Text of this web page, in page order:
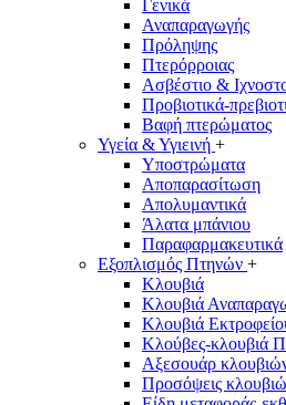
Γενικά
Αναπαραγωγής
Πρόληψης
Πτερόρροιας
Ασβέστιο &
Προβιοτικά-
Βαφή πτερώματος
Υγεία & Υγιεινή +
Υποστρώματα
Αποπαρασίτωση
Απολυμαντικά
Άλατα μπάνιου
Παραφαρμακευτικά
Εξοπλισμός Πτηνών +
Κλουβιά
Κλουβιά
Κλουβιά
Κλούβες-κλουβιά
Αξεσουάρ
Προσόψεις